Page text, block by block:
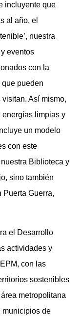
incluyente que
al año, el
nuestra
eventos
con la
pueden
Así mismo,
energías limpias y
un modelo
con este
Biblioteca y
sino también
Puerta Guerra,
el Desarrollo
actividades y
con las
sostenibles
metropolitana
municipios de